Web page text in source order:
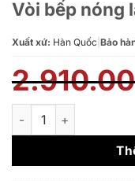
Vòi bếp nóng
Xuất xứ: Hàn Quốc Bảo
Vòi bếp nóng lạnh